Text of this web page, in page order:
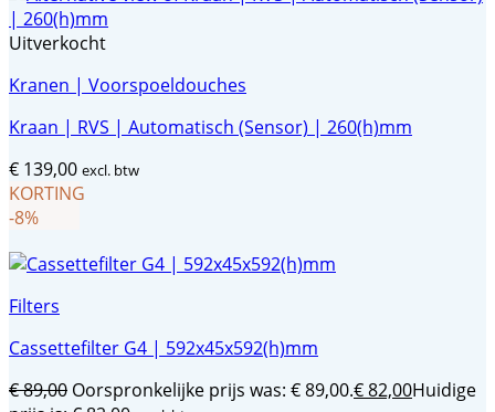
Uitverkocht
Kranen | Voorspoeldouches
Kraan | RVS | Automatisch (Sensor) | 260(h)mm
€ 139,00 excl. btw
KORTING
-8%
Filters
Cassettefilter G4 | 592x45x592(h)mm
€89,00 Oorspronkelijke prijs was: € 89,00.€82,00Huidige